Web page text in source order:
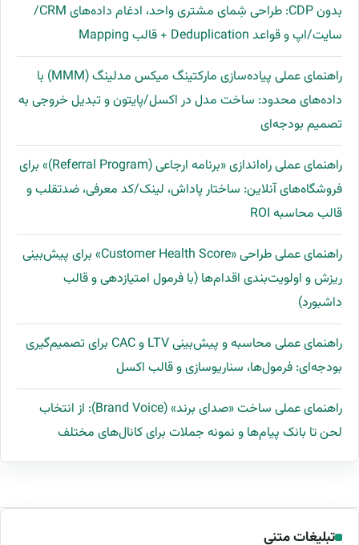
بدون CDP: طراحی شِمای مشتری واحد، ادغام داده‌های CRM/
سایت/اپ و قواعد Deduplication + قالب Mapping
راهنمای عملی پیاده‌سازی مارکتینگ میکس مدلینگ (MMM) با
داده‌های محدود: ساخت مدل در اکسل/پایتون و تبدیل خروجی به
تصمیم بودجه‌ای
راهنمای عملی راه‌اندازی «برنامه ارجاعی (Referral Program)» برای
فروشگاه‌های آنلاین: ساختار پاداش، لینک/کد معرفی، ضدتقلب و
قالب محاسبه ROI
راهنمای عملی طراحی «Customer Health Score» برای پیش‌بینی
ریزش و اولویت‌بندی اقدام‌ها (با فرمول امتیازدهی و قالب
داشبورد)
راهنمای عملی محاسبه و پیش‌بینی LTV و CAC برای تصمیم‌گیری
بودجه‌ای: فرمول‌ها، سناریوسازی و قالب اکسل
راهنمای عملی ساخت «صدای برند» (Brand Voice): از انتخاب
لحن تا بانک پیام‌ها و نمونه جملات برای کانال‌های مختلف
تبلیغات متنی